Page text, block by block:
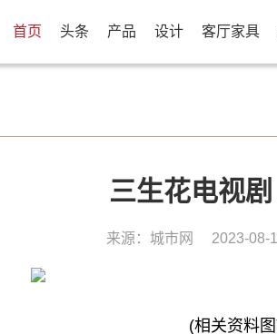
首页 头条 产品 设计 客厅家具
三生花电视
来源：城市网 2023-08-
(相关资料